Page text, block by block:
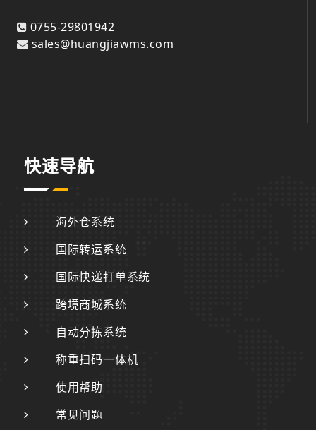
0755-29801942
sales@huangjiawms.com
快速导航
海外仓系统
国际转运系统
国际快递打单系统
跨境商城系统
自动分拣系统
称重扫码一体机
使用帮助
常见问题